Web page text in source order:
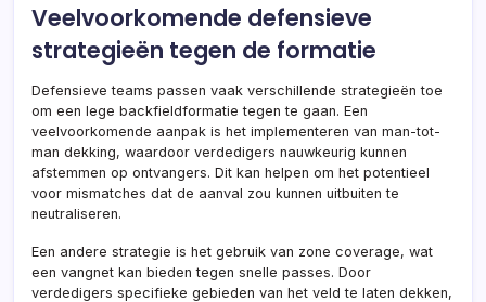
Veelvoorkomende defensieve
strategieën tegen de formatie
Defensieve teams passen vaak verschillende strategieën toe
om een lege backfieldformatie tegen te gaan. Een
veelvoorkomende aanpak is het implementeren van man-tot-
man dekking, waardoor verdedigers nauwkeurig kunnen
afstemmen op ontvangers. Dit kan helpen om het potentieel
voor mismatches dat de aanval zou kunnen uitbuiten te
neutraliseren.
Een andere strategie is het gebruik van zone coverage, wat
een vangnet kan bieden tegen snelle passes. Door
verdedigers specifieke gebieden van het veld te laten dekken,